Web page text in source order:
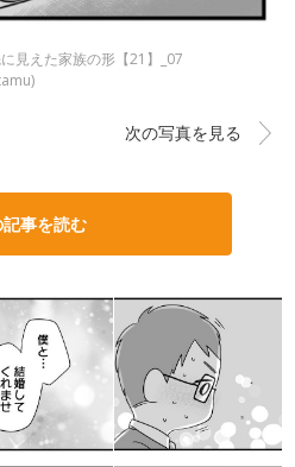
見えた家族の形【21】_07
次の写真を見る
記事を読む